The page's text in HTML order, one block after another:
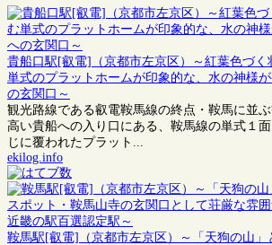
貴船口駅[叡電]（京都市左京区）～紅葉色づく
単式のプラットホームが印象的な、水の神様
の玄関口～
観光路線である叡電鞍馬線の終点・鞍馬に並
高い貴船への入り口にある、鞍馬線の単式１
じに覆われたプラット...
ekilog.info
鞍馬駅[叡電]（京都市左京区）～「天狗の山」